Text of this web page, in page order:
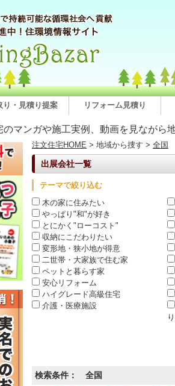
り・見積り提案 リフォーム見積り
のマンガや施工実例、動画を見ながら
注文住宅HOME > 地域から捜す > 全国
出展会社一覧
テーマで絞り込む
木の家に住みたい
やっぱり"和"が好き
とにかく"ローコスト"
収納にこだわりたい
変形地・狭小地が得意
二世帯・大家族で住む家
ペットと暮らす家
安心リフォーム
ハイグレード高級住宅
介護・医療施設
検索条件： 全国